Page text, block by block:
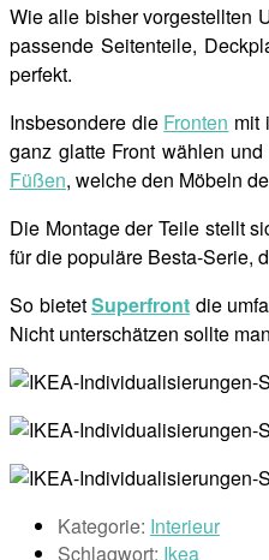
Wie alle bisher vorgestellten
passende Seitenteile,
perfekt.
Insbesondere die Fronten mit
ganz glatte Front wählen
Füßen, welche den Möbeln
Die Montage der Teile stellt
für die populäre Besta-Serie,
So bietetSuperfront die
Nicht unterschätzen sollte
Kategorie: Interieur
Schlagwort: Ikea